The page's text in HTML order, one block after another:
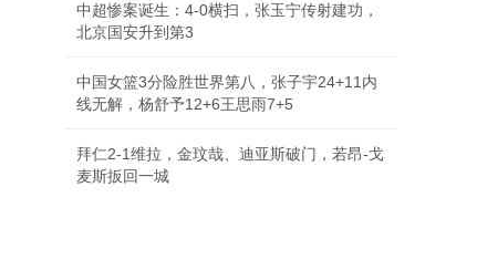
中超惨案诞生：4-0横扫，张玉宁传射建功，
北京国安升到第3
中国女篮3分险胜世界第八，张子宇24+11内
线无解，杨舒予12+6王思雨7+5
拜仁2-1维拉，金玟哉、迪亚斯破门，若昂-戈
麦斯扳回一城